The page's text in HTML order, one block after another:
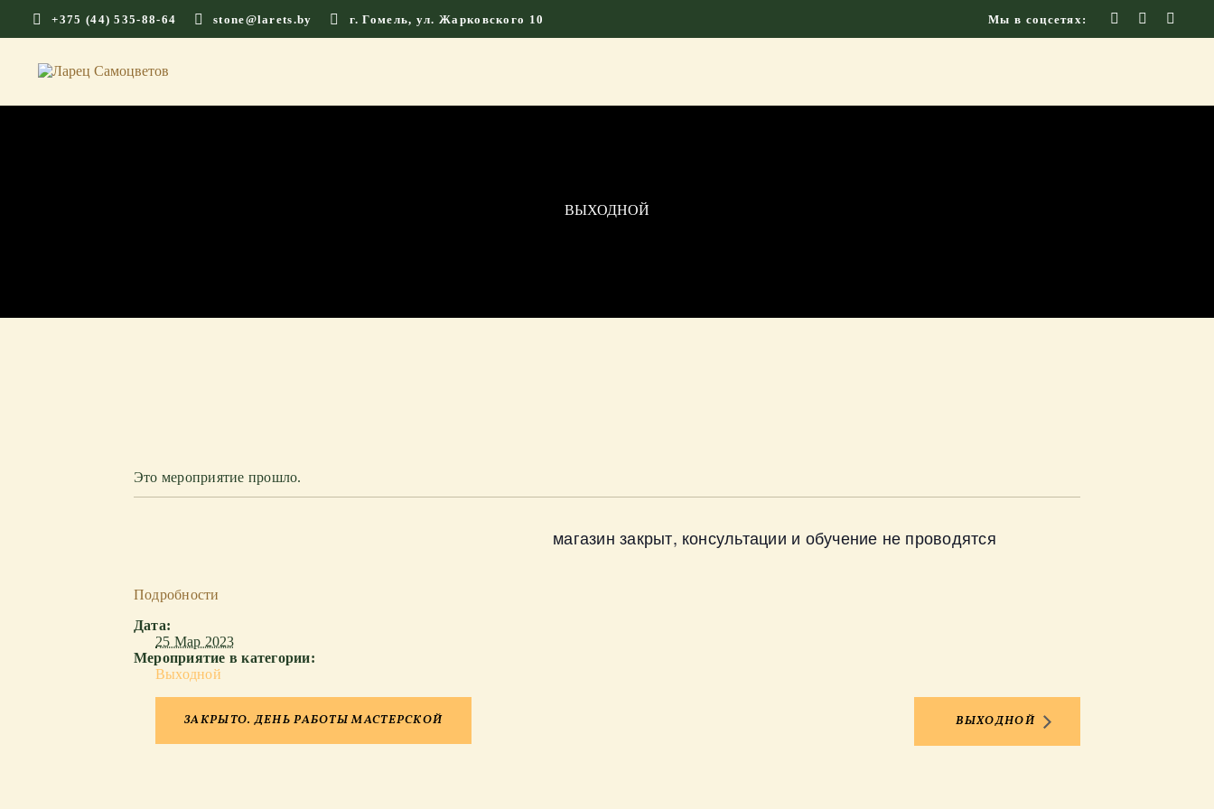
+375 (44) 535-88-64 stone@larets.by г. Гомель, ул. Жарковского 10 Мы в соцсетях:
ВЫХОДНОЙ
ГЛАВНАЯ
ЭНЕРГИЯ ФОРМ
Это мероприятие прошло.
магазин закрыт, консультации и обучение не проводятся
Подробности
Дата:
25 Мар 2023
Мероприятие в категории:
Выходной
ЗАКРЫТО. ДЕНЬ РАБОТЫ МАСТЕРСКОЙ ВЫХОДНОЙ